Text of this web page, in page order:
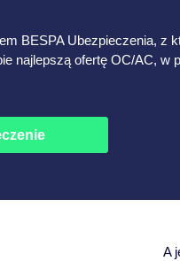
BESPA Ubezpieczenia, z
najlepszą ofertę OC/AC, w
A